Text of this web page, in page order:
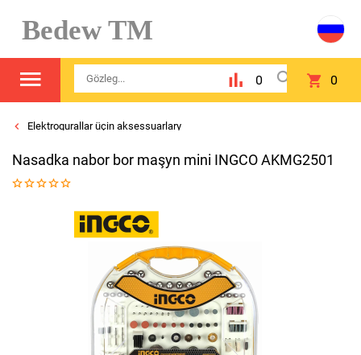
Bedew TM
0 0
Elektrogurallar üçin aksessuarlary
Nasadka nabor bor maşyn mini INGCO AKMG2501